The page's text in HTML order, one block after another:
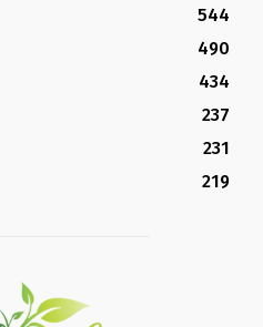
544
490
434
237
231
219